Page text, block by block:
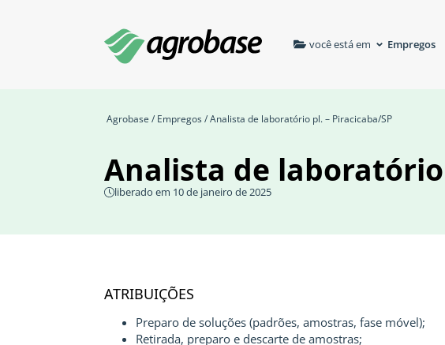
você está em Empregos
Agrobase / Empregos/ Analista de laboratório pl. – Piracicaba/SP
Analista de laboratório
liberado em 10 de janeiro de 2025
ATRIBUIÇÕES
Preparo de soluções (padrões, amostras, fase móvel);
Retirada, preparo e descarte de amostras;